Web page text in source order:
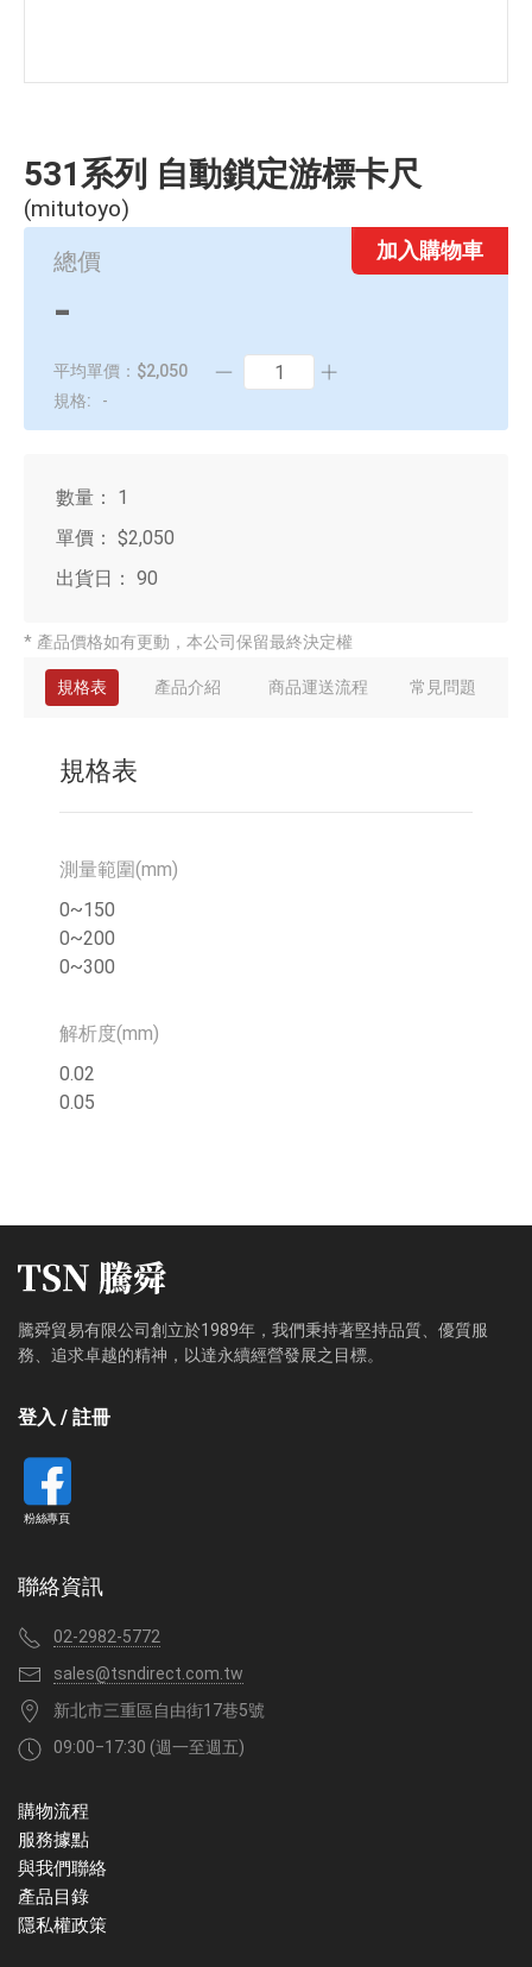
531系列 自動鎖定游標卡尺
(mitutoyo)
總價
-
平均單價：$2,050
加入購物車
規格: -
數量：
1
單價： $2,050
出貨日： 90
* 產品價格如有更動，本公司保留最終決定權
規格表 產品介紹 商品運送流程 常見問題
規格表
測量範圍(mm)
0~150
0~200
0~300
解析度(mm)
0.02
0.05
騰舜貿易有限公司創立於1989年，我們秉持著堅持品質、優質服
務、追求卓越的精神，以達永續經營發展之目標。
購物流程
服務據點
與我們聯絡
產品目錄
隱私權政策
登入 / 註冊
粉絲專頁
聯絡資訊
02-2982-5772
sales@tsndirect.com.tw
新北市三重區自由街17巷5號
09:00‒17:30 (週一至週五)